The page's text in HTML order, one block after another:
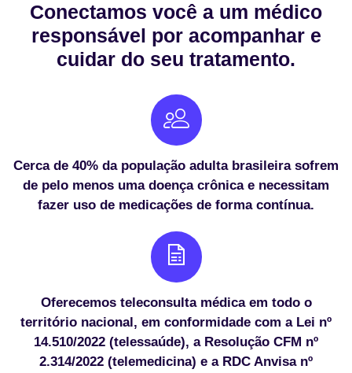
Conectamos você a um médico
responsável por acompanhar e
cuidar do seu tratamento.
Cerca de 40% da população adulta brasileira sofrem
de pelo menos uma doença crônica e necessitam
fazer uso de medicações de forma contínua.
Oferecemos teleconsulta médica em todo o
território nacional, em conformidade com a Lei nº
14.510/2022 (telessaúde), a Resolução CFM nº
2.314/2022 (telemedicina) e a RDC Anvisa nº